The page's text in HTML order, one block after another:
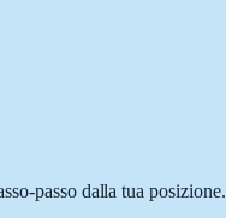
passo dalla tua posizione.